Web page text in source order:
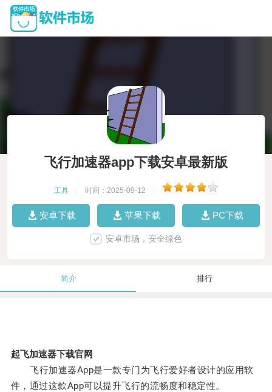
飞行加速器app下载安卓最新版
工具 时间：2025-09-12
安卓下载 苹果下载 PC下载
安卓市场，安全绿色
简介 排行
起飞加速器下载官网
飞行加速器App是一款专门为飞行爱好者设计的应用软
件，通过这款App可以提升飞行的流畅度和稳定性。